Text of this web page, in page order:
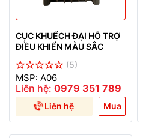
CỤC KHUẾCH ĐẠI HỖ TRỢ
ĐIỀU KHIỂN MÀU SẮC
(5)
MSP: A06
Liên hệ: 0979 351 789
Liên hệ Mua